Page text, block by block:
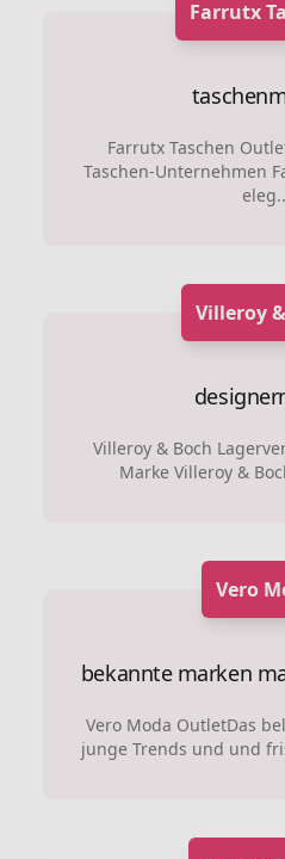
Farrutx
Farrutx Taschen
Taschen-Unternehmen
Villeroy
Villeroy & Boch
Marke Villeroy &
Vero
bekannte marken
Vero Moda OutletDas
junge Trends und und